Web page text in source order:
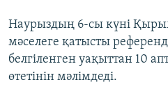
Наурыздың 6-сы күні
мәселеге қатысты
белгіленген уақыттан 10
өтетінін мәлімдеді.